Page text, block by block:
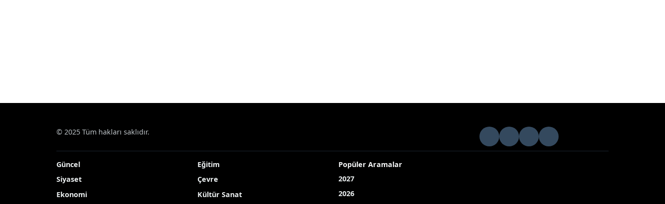
© 2025 Tüm hakları saklıdır.
Güncel
Siyaset
Ekonomi
Eğitim
Çevre
Kültür Sanat
Popüler Aramalar
2027
2026